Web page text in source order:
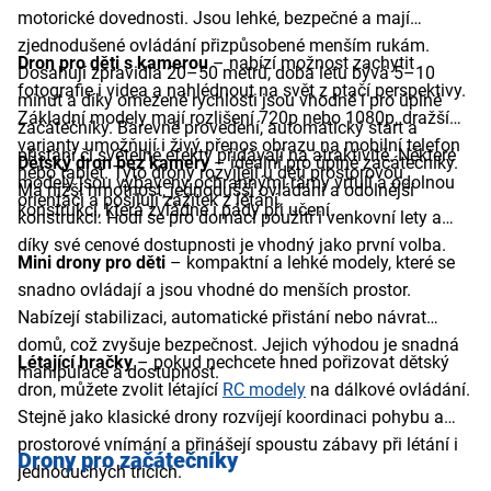
motorické dovednosti. Jsou lehké, bezpečné a mají
zjednodušené ovládání přizpůsobené menším rukám.
Dosahují zpravidla 20–50 metrů, doba letu bývá 5–10
minut a díky omezené rychlosti jsou vhodné i pro úplné
začátečníky. Barevné provedení, automatický start a
přistání či světelné efekty přidávají na atraktivitě. Některé
modely jsou vybaveny ochrannými rámy vrtulí a odolnou
konstrukcí, která zvládne i pády při učení.
Dron pro děti s kamerou– nabízí možnost zachytit
fotografie i videa a nahlédnout na svět z ptačí perspektivy.
Základní modely mají rozlišení 720p nebo 1080p, dražší
varianty umožňují i živý přenos obrazu na mobilní telefon
nebo tablet. Tyto drony rozvíjejí u dětí prostorovou
orientaci a posilují zážitek z létání.
Dětský dron bez kamery– ideální pro úplné začátečníky.
Má nižší hmotnost, jednodušší ovládání a odolnější
konstrukci. Hodí se pro domácí použití i venkovní lety a
díky své cenové dostupnosti je vhodný jako první volba.
Mini drony pro děti – kompaktní a lehké modely, které se
snadno ovládají a jsou vhodné do menších prostor.
Nabízejí stabilizaci, automatické přistání nebo návrat
domů, což zvyšuje bezpečnost. Jejich výhodou je snadná
manipulace a dostupnost.
Létající hračky– pokud nechcete hned pořizovat dětský
dron, můžete zvolit létající RC modely na dálkové ovládání.
Stejně jako klasické drony rozvíjejí koordinaci pohybu a
prostorové vnímání a přinášejí spoustu zábavy při létání i
jednoduchých tricích.
Drony pro začátečníky